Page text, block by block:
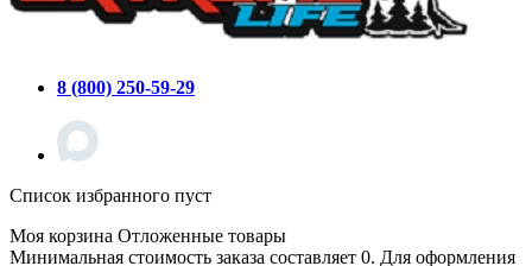
8 (800) 250-59-29
Список избранного пуст
Моя корзина Отложенные товары
Минимальная стоимость заказа составляет 0. Для оформления